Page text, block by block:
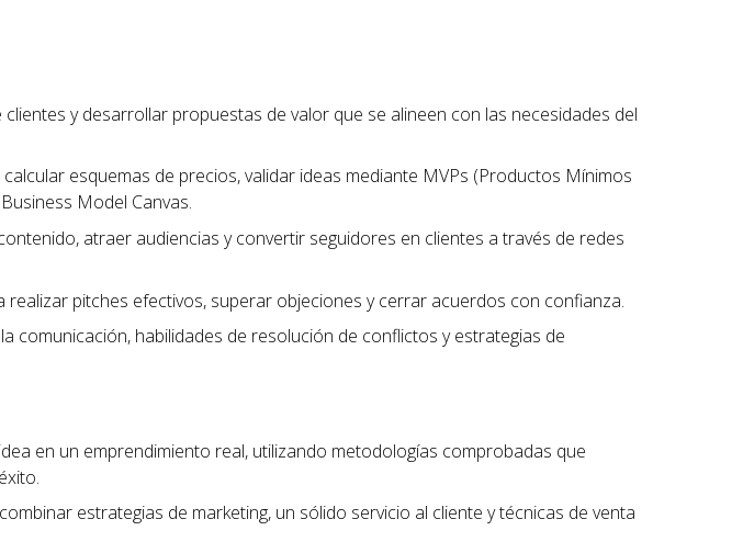
y desarrollar propuestas de valor que se alineen con las necesidades del
esquemas de precios, validar ideas mediante MVPs (Productos Mínimos
Model Canvas.
atraer audiencias y convertir seguidores en clientes a través de redes
pitches efectivos, superar objeciones y cerrar acuerdos con confianza.
comunicación, habilidades de resolución de conflictos y estrategias de
en un emprendimiento real, utilizando metodologías comprobadas que
estrategias de marketing, un sólido servicio al cliente y técnicas de venta